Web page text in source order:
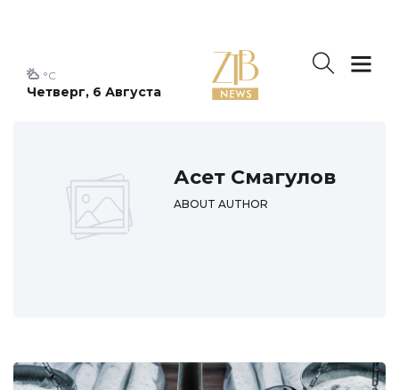
Четверг, 6 Августа
°C
Асет Смагулов
ABOUT AUTHOR